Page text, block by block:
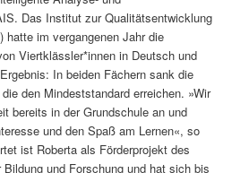
Das Institut zur Qualitätsentwicklung
hatte im vergangenen Jahr die
Viertklässler*innen in Deutsch und
In beiden Fächern sank die
den Mindeststandard erreichen. »Wir
bereits in der Grundschule an und
und den Spaß am Lernen«, so
ist Roberta als Förderprojekt des
und Forschung und hat sich bis